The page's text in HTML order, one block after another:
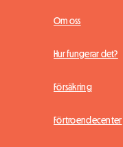
Om oss
Hur fungerar det?
Försäkring
Förtroendecenter